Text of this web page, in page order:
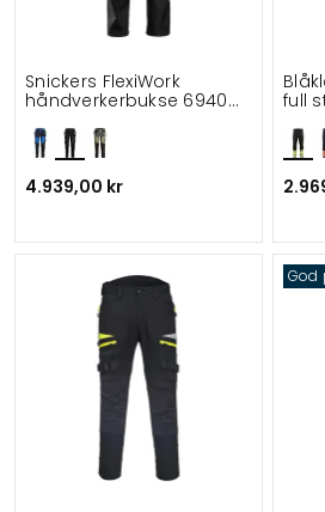
Snickers FlexiWork
håndverkerbukse 6940
4.939,00 kr
full
God